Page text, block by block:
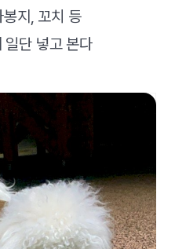
지, 꼬치 등
일단 넣고 본다